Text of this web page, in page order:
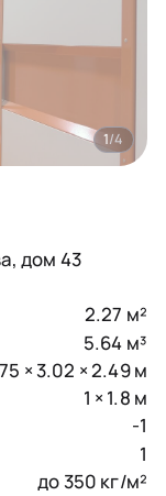
дом 43
1/4
2.27 м²
5.64 м³
× 3.02 × 2.49 м
1 × 1.8 м
-1
1
до 350 кг/м²